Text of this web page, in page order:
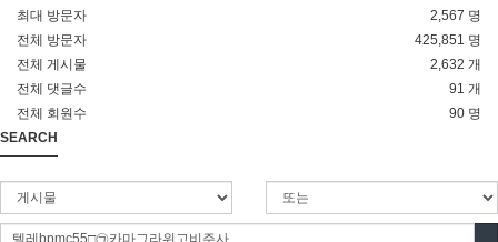
2,567 명
최대 방문자
425,851 명
전체 방문자
2,632 개
전체 게시물
91 개
전체 댓글수
90 명
전체 회원수
SEARCH